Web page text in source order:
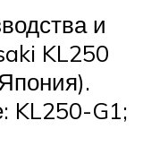
и
KL250
KL250-G1;